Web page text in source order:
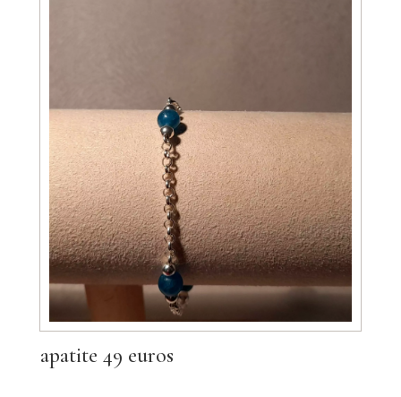
apatite 49 euros